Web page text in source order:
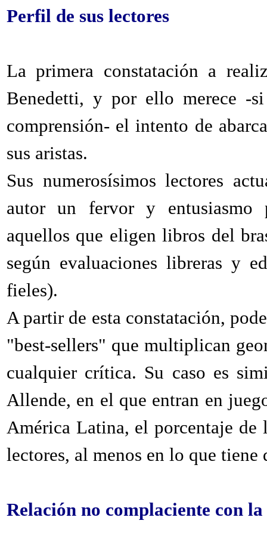
Perfil de sus lectores
La primera constatación a
Benedetti, y por ello merece -
comprensión- el intento de
sus aristas.
Sus numerosísimos lectores
autor un fervor y entusiasmo
aquellos que eligen libros del
según evaluaciones libreras y
fieles).
A partir de esta constatación,
"best-sellers" que multiplican
cualquier crítica. Su caso es
Allende, en el que entran en
América Latina, el porcentaje de
lectores, al menos en lo que
Relación no complaciente con